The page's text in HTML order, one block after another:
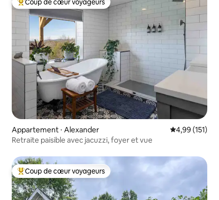
Coups de cœur voyageurs les plus appréciés
Coup de cœur voyageurs
Appartement ⋅ Alexander Évaluation
4,99 (151)
Retraite paisible avec jacuzzi, foyer et vue
Coups de cœur voyageurs les plus appréciés
Coup de cœur voyageurs